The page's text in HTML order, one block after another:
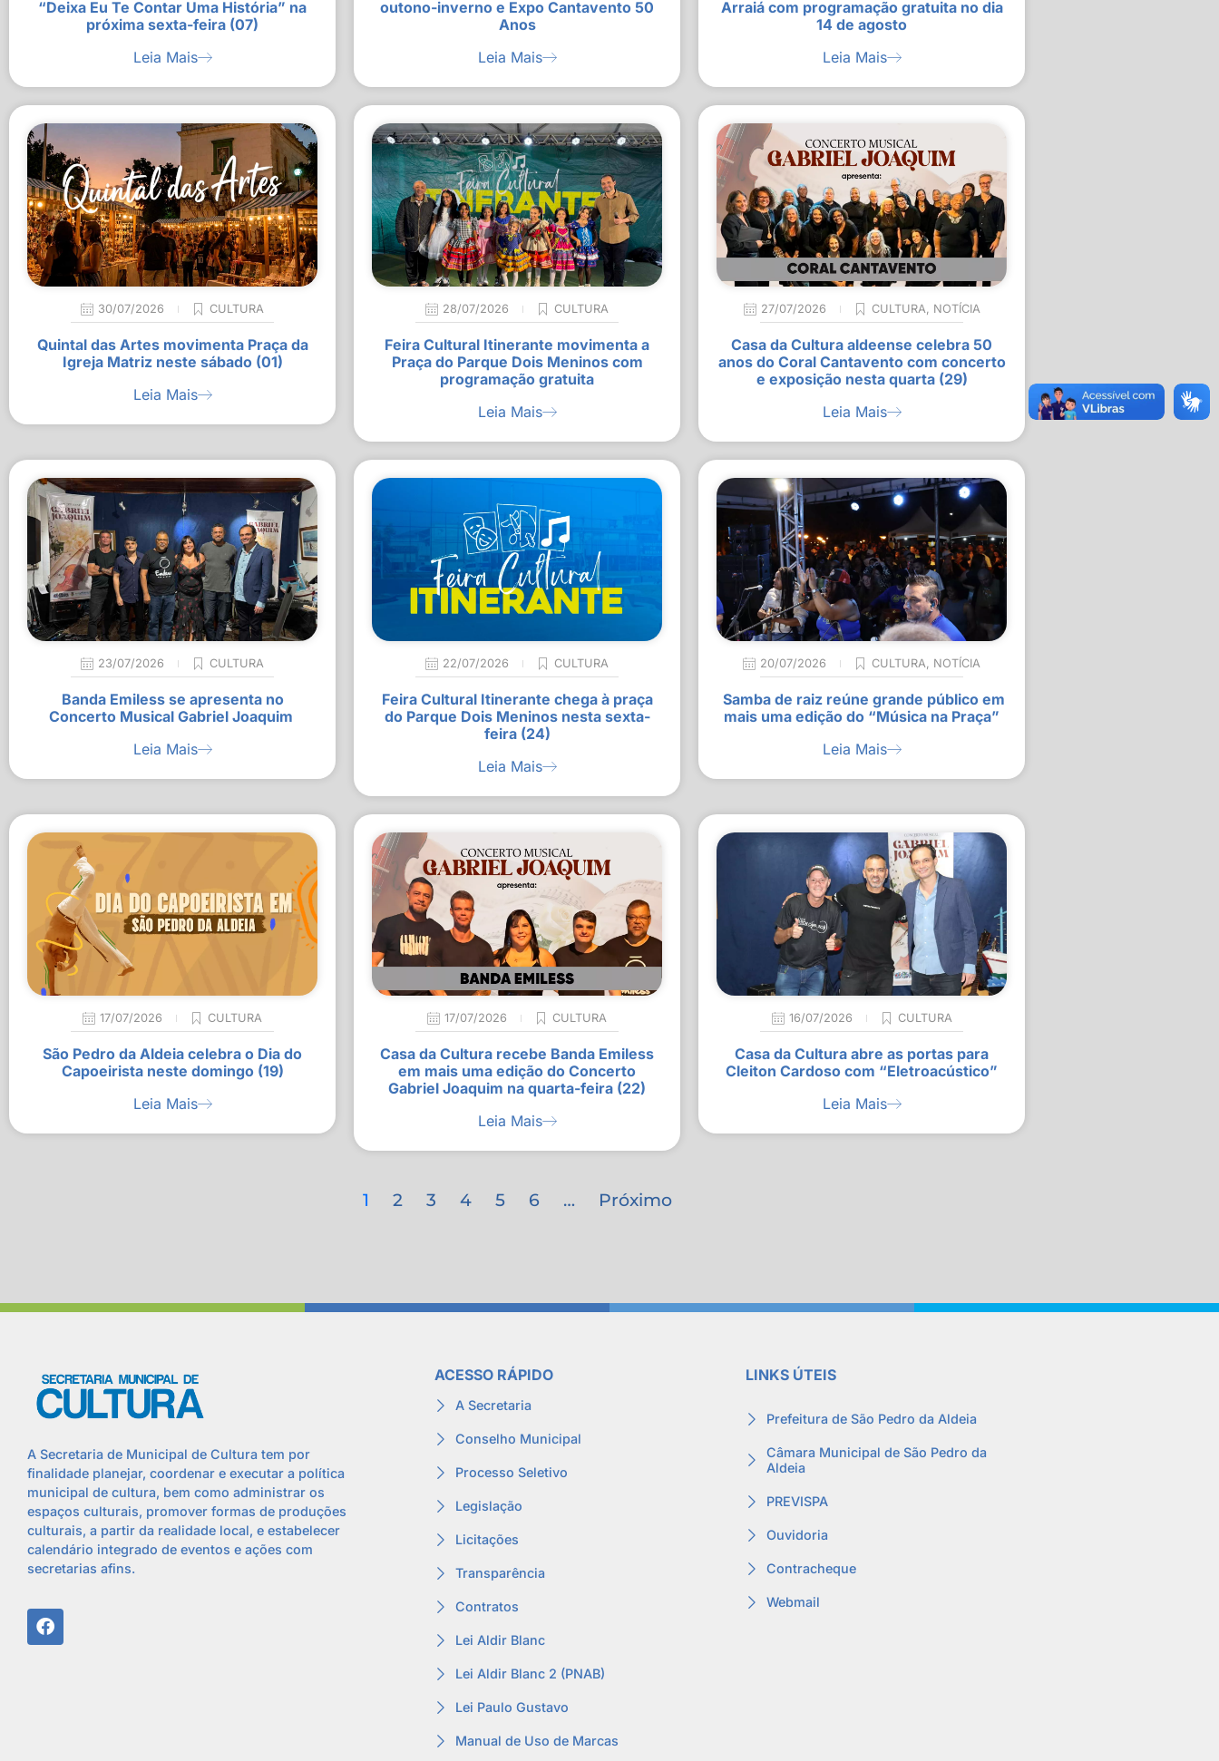
“Deixa Eu Te Contar Uma História” na
próxima sexta-feira (07)
Leia Mais
outono-inverno e Expo Cantavento 50
Anos
Leia Mais
Arraiá com programação gratuita no dia
14 de agosto
Leia Mais
30/07/2026 CULTURA
Quintal das Artes movimenta Praça da
Igreja Matriz neste sábado (01)
Leia Mais
28/07/2026 CULTURA
Feira Cultural Itinerante movimenta a
Praça do Parque Dois Meninos com
programação gratuita
Leia Mais
27/07/2026 CULTURA, NOTÍCIA
Casa da Cultura aldeense celebra 50
anos do Coral Cantavento com concerto
e exposição nesta quarta (29)
Leia Mais
23/07/2026 CULTURA
Banda Emiless se apresenta no
Concerto Musical Gabriel Joaquim
Leia Mais
22/07/2026 CULTURA
Feira Cultural Itinerante chega à praça
do Parque Dois Meninos nesta sexta-
feira (24)
Leia Mais
20/07/2026 CULTURA, NOTÍCIA
Samba de raiz reúne grande público em
mais uma edição do “Música na Praça”
Leia Mais
17/07/2026 CULTURA
São Pedro da Aldeia celebra o Dia do
Capoeirista neste domingo (19)
Leia Mais
17/07/2026 CULTURA
Casa da Cultura recebe Banda Emiless
em mais uma edição do Concerto
Gabriel Joaquim na quarta-feira (22)
Leia Mais
16/07/2026 CULTURA
Casa da Cultura abre as portas para
Cleiton Cardoso com “Eletroacústico”
Leia Mais
1 2 3 4 5 6 … Próximo
A Secretaria de Municipal de Cultura tem por
finalidade planejar, coordenar e executar a política
municipal de cultura, bem como administrar os
espaços culturais, promover formas de produções
culturais, a partir da realidade local, e estabelecer
calendário integrado de eventos e ações com
secretarias afins.
ACESSO RÁPIDO
A Secretaria
Conselho Municipal
Processo Seletivo
Legislação
Licitações
Transparência
Contratos
Lei Aldir Blanc
Lei Aldir Blanc 2 (PNAB)
Lei Paulo Gustavo
Manual de Uso de Marcas
LINKS ÚTEIS
Prefeitura de São Pedro da Aldeia
Câmara Municipal de São Pedro da
Aldeia
PREVISPA
Ouvidoria
Contracheque
Webmail